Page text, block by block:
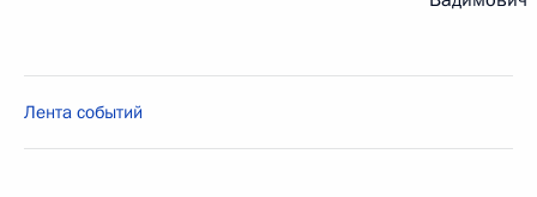
Лента событий